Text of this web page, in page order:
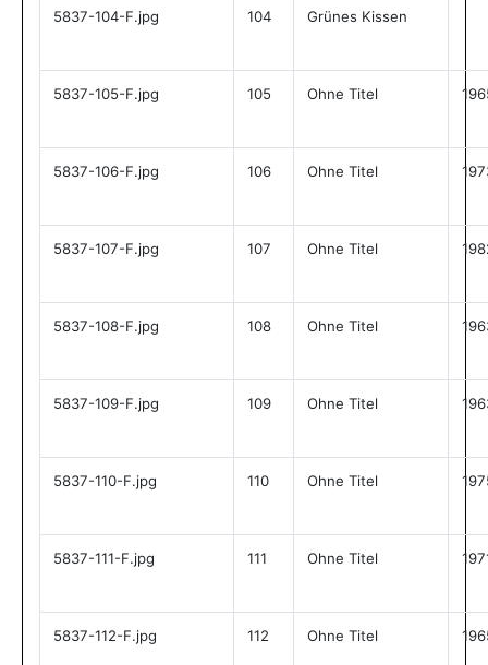
5837-104-F.jpg 104 Grünes Kissen
5837-105-F.jpg 105 Ohne Titel
5837-106-F.jpg 106 Ohne Titel
5837-107-F.jpg 107 Ohne Titel
5837-108-F.jpg 108 Ohne Titel
5837-109-F.jpg 109 Ohne Titel
5837-110-F.jpg 110 Ohne Titel
5837-111-F.jpg 111 Ohne Titel
5837-112-F.jpg 112 Ohne Titel